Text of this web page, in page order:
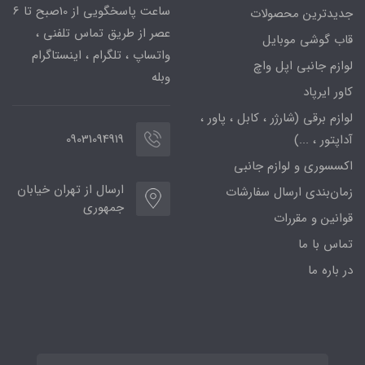
جدیدترین محصولات
قاب گوشی موبایل
لوازم جانبی اپل واچ
کاور ایرپاد
لوازم برقی (شارژر ، کابل ، پاور ،
آداپتور ، ...)
اکسسوری و لوازم جانبی
زمان‌بندی ارسال سفارشات
قوانین و مقررات
تماس با ما
در باره ما
ساعت پاسخگویی از 10صبح تا 6
عصر از طریق تماس تلفنی ،
واتساپ ، تلگرام ، اینستاگرام
وبله
09031094919
ارسال از تهران خیابان
جمهوری